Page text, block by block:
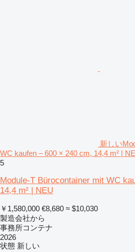
新しい
WC kaufen – 600 × 240 cm, 14,4 m² |
5
Module-T Bürocontainer mit WC
14,4 m² | NEU
￥1,580,000 €8,680 ≈ $10,030
製造会社から
事務所コンテナ
2026
状態 新しい